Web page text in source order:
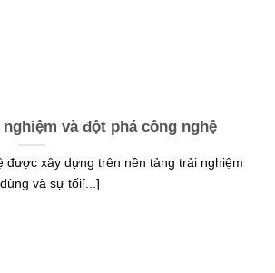
và đột phá công nghệ
được xây dựng trên nền tảng trải nghiệm
và sự tối[...]